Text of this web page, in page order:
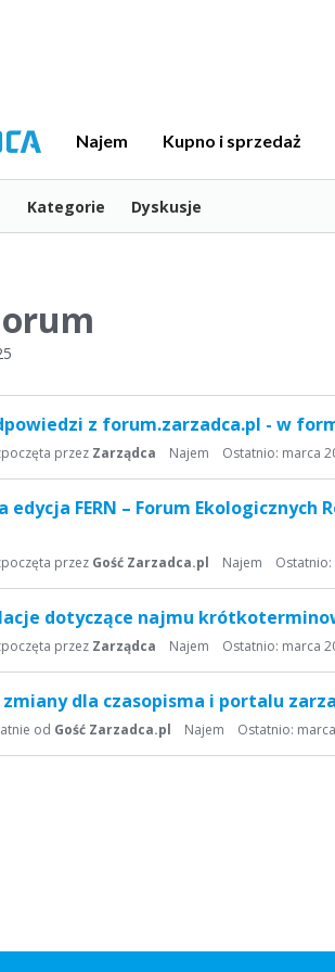
Najem Kupno i sprzedaż
Kategorie Dyskusje
z forum.zarzadca.pl - w
przez Zarządca Ostatnio: marca
Najem
edycja FERN – Forum
przez Gość Zarzadca.pl Ostatnio:
Najem
dotyczące najmu
przez Zarządca Ostatnio: marca
Najem
zmiany dla czasopisma i portalu
od Gość Zarzadca.pl Ostatnio:
Najem